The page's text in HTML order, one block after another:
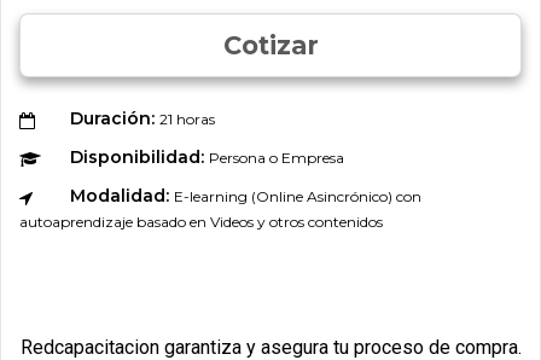
Cotizar
Duración: 21 horas
Disponibilidad: Persona o Empresa
Modalidad: E-learning (Online Asincrónico) con
autoaprendizaje basado en Videos y otros contenidos
Redcapacitacion garantiza y asegura tu proceso de compra.